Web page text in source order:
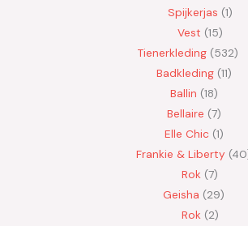
Spijkerjas 1
Vest 15
Tienerkleding 532
Badkleding 11
Ballin 18
Bellaire 7
Elle Chic 1
Frankie & Liberty 40
Rok 7
Geisha
29
Rok 2